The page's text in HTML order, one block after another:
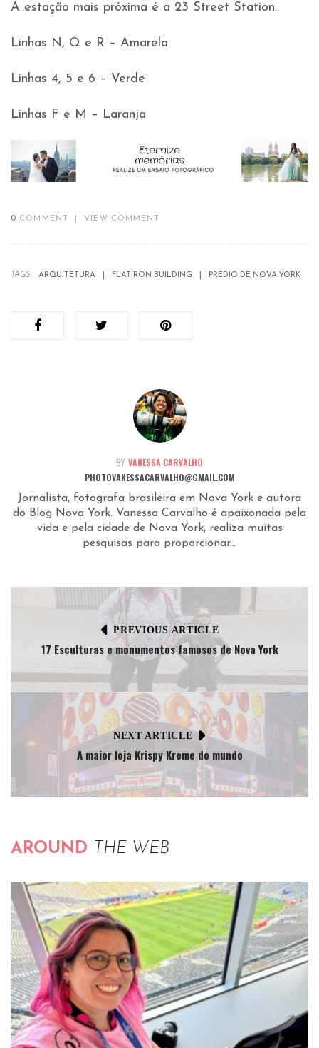
A estação mais próxima é a 23 Street Station.
Linhas N, Q e R – Amarela
Linhas 4, 5 e 6 – Verde
Linhas F e M – Laranja
0 COMMENT VIEW COMMENT
TAGS: ARQUITETURA FLATIRON BUILDING PREDIO DE NOVA YORK
BY: VANESSA CARVALHO
PHOTOVANESSACARVALHO@GMAIL.COM
Jornalista, fotografa brasileira em Nova York e autora
do Blog Nova York. Vanessa Carvalho é apaixonada pela
vida e pela cidade de Nova York, realiza muitas
pesquisas para proporcionar...
PREVIOUS ARTICLE
17 Esculturas e monumentos famosos de Nova York
NEXT ARTICLE
A maior loja Krispy Kreme do mundo
AROUND THE WEB